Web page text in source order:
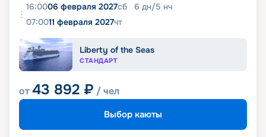
16:0006 февраля 2027сб 6 дн/5 нч
07:0011 февраля 2027чт
Liberty of the Seas
СТАНДАРТ
от43 892 ₽ / чел
Выбор каюты